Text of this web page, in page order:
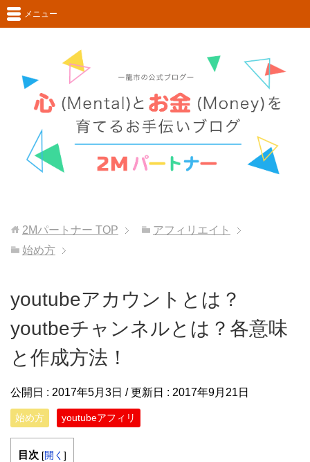
メニュー
2Mパートナー TOP
アフィリエイト
始め方
youtubeアカウントとは？
youtbeチャンネルとは？各意味
と作成方法！
公開日 : 2017年5月3日 / 更新日 : 2017年9月21日
始め方 youtubeアフィリ
目次 [開く ]